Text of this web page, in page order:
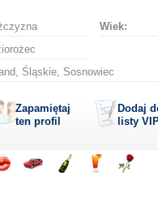
Wiek:
Śląskie, Sosnowiec
Zapamiętaj
ten profil
Dodaj
listy